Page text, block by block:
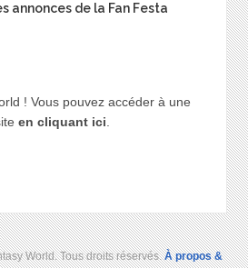
annonces de la Fan Festa
! Vous pouvez accéder à une
en cliquant ici.
World. Tous droits réservés.À propos &